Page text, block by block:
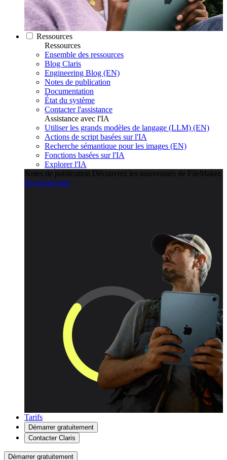
Ressources
Ressources
Ensemble des ressources
Blog Claris
Engineering Blog (EN)
Notes de publication
Documentation
État du système
Contacter l'assistance
Assistance avec l'IA
Utiliser les grands modèles de langage (LLM) (EN)
Actions de script basées sur l'IA
Recherche sémantique pour les images (EN)
Fonctions basées sur l'IA
Explorer l'IA
Notes de publication Découvrez les nouveautés de FileMaker.
En savoir plus
Tarifs
Démarrer gratuitement
Contacter Claris
Démarrer gratuitement